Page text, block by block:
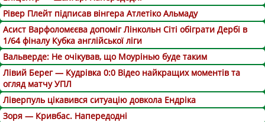
Рівер Плейт підписав вінгера Атлетіко Альмаду
Асист Варфоломєєва допоміг Лінкольн Сіті обіграти Дербі в
1/64 фіналу Кубка англійської ліги
Вальверде: Не очікував, що Моурінью буде таким
Лівий Берег — Кудрівка 0:0 Відео найкращих моментів та
огляд матчу УПЛ
Ліверпуль цікавився ситуацію довкола Ендріка
Зоря — Кривбас. Напередодні